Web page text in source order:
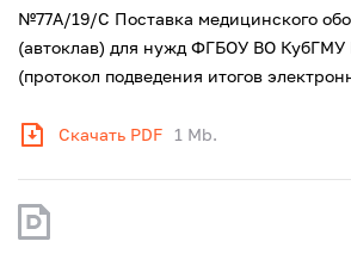
№77А/19/С Поставка медицинского
(автоклав) для нужд ФГБОУ ВО КубГМУ
(протокол подведения итогов
Скачать PDF 1 Mb.